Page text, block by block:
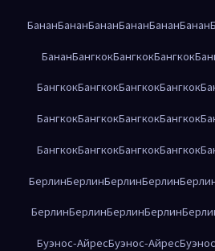
БананБананБананБананБананБанан
БананБангкокБангкокБангкок
БангкокБангкокБангкокБангкок
БангкокБангкокБангкокБангкок
БангкокБангкокБангкокБангкок
БерлинБерлинБерлинБерлин
БерлинБерлинБерлинБерлин
Буэнос-АйресБуэнос-Айрес